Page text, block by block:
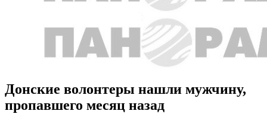
Донские волонтеры нашли мужчину,
пропавшего месяц назад